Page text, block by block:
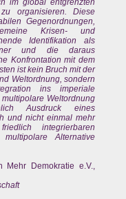
im global entgrenzten
organisieren. Diese
Gegenordnungen,
Krisen- und
Identifikation als
und die daraus
Konfrontation mit dem
ist kein Bruch mit der
Weltordnung, sondern
ins imperiale
Weltordnung
Ausdruck eines
und nicht einmal mehr
integrierbaren
Alternative
Mehr Demokratie e.V.,